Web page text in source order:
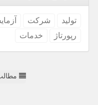
تولید شركت
رپورتاژ
خدمات